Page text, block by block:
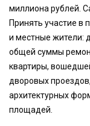
миллиона рублей.
Принять участие в
и местные жители:
общей суммы
квартиры,
дворовых
архитектурных
площадей.